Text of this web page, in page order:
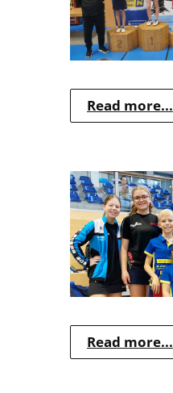
Read more...
Read more...